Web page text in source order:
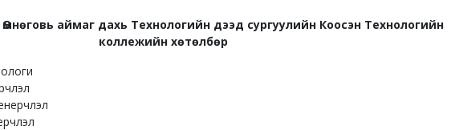
аймаг дахь Технологийн дээд сургуулийн Коосэн Технологийн
коллежийн хөтөлбөр